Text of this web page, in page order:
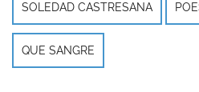
SOLEDAD CASTRESANA
QUE SANGRE